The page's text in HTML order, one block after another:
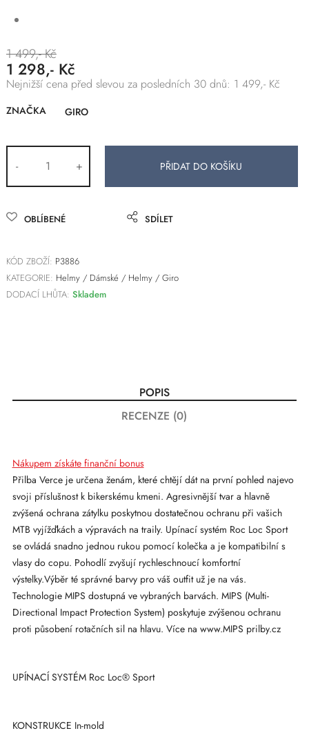
1 499,- Kč
1 298,- Kč
Nejnižší cena před slevou za posledních 30 dnů: 1 499,- Kč
ZNAČKA GIRO
- +
OBLÍBENÉ SDÍLET
KÓD ZBOŽÍ: P3886
KATEGORIE: Helmy/ Dámské / Helmy/ Giro
DODACÍ LHŮTA: Skladem
POPIS
RECENZE (0)
Nákupem získáte finanční bonus
Přilba Verce je určena ženám, které chtějí dát na první pohled najevo
svoji příslušnost k bikerskému kmeni. Agresivnější tvar a hlavně
zvýšená ochrana zátylku poskytnou dostatečnou ochranu při vašich
MTB vyjížďkách a výpravách na traily. Upínací systém Roc Loc Sport
se ovládá snadno jednou rukou pomocí kolečka a je kompatibilní s
vlasy do copu. Pohodlí zvyšují rychleschnoucí komfortní
výstelky.Výběr té správné barvy pro váš outfit už je na vás.
Technologie MIPS dostupná ve vybraných barvách. MIPS (Multi-
Directional Impact Protection System) poskytuje zvýšenou ochranu
proti působení rotačních sil na hlavu. Více na www.MIPS prilby.cz
UPÍNACÍ SYSTÉM Roc Loc® Sport
KONSTRUKCE In-mold